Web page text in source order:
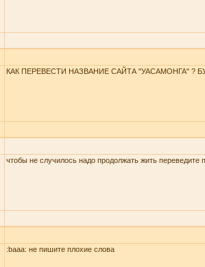
КАК ПЕРЕВЕСТИ НАЗВАНИЕ САЙТА "УАСАМОНГА" ?
чтобы не случилось надо продолжать жить переведите
:baaa: не пишите плохие слова